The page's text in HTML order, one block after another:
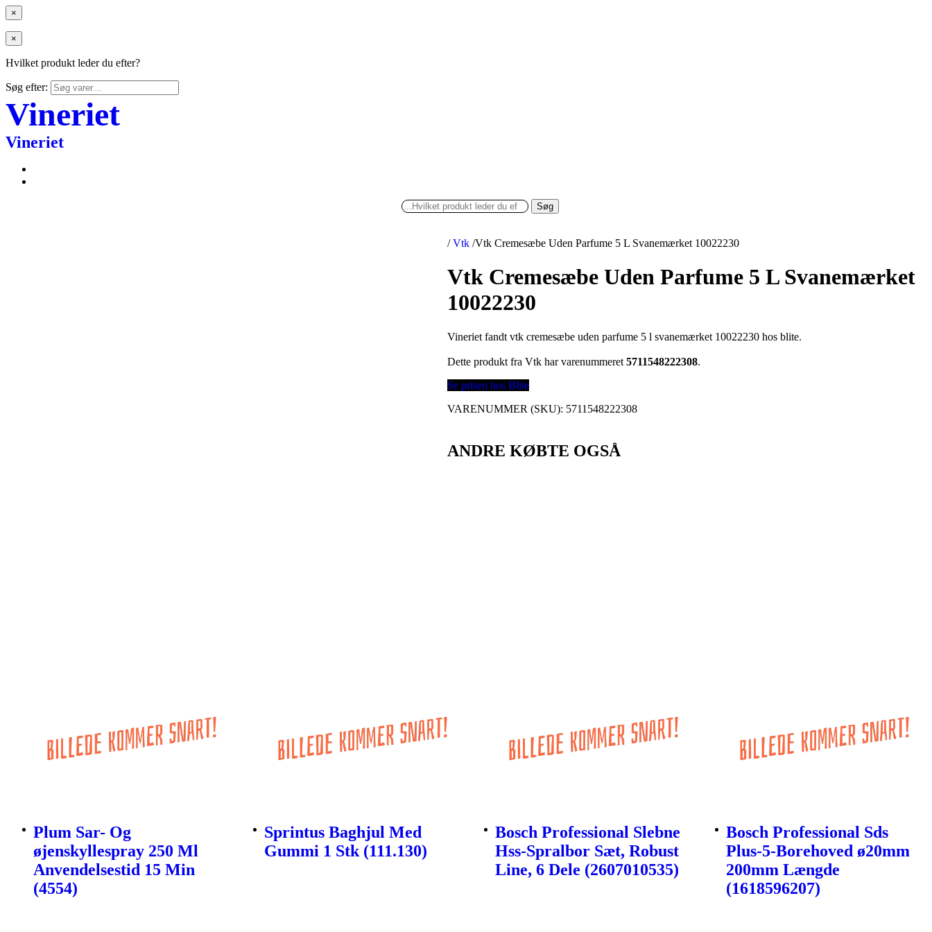
×
×
Hvilket produkt leder du efter?
Søg efter:
Vineriet
Vineriet
Søg
/ Vtk /Vtk Cremesæbe Uden Parfume 5 L Svanemærket 10022230
Vtk Cremesæbe Uden Parfume 5 L Svanemærket
10022230
Vineriet fandt vtk cremesæbe uden parfume 5 l svanemærket 10022230 hos blite.
Dette produkt fra Vtk har varenummeret5711548222308.
Se prisen hos Blite
VARENUMMER (SKU): 5711548222308
ANDRE KØBTE OGSÅ
Plum Sar- Og
øjenskyllespray 250 Ml
Anvendelsestid 15 Min
(4554)
Sprintus Baghjul Med
Gummi 1 Stk (111.130)
Bosch Professional Slebne
Hss-Spralbor Sæt, Robust
Line, 6 Dele (2607010535)
Bosch Professional Sds
Plus-5-Borehoved ø20mm
200mm Længde
(1618596207)